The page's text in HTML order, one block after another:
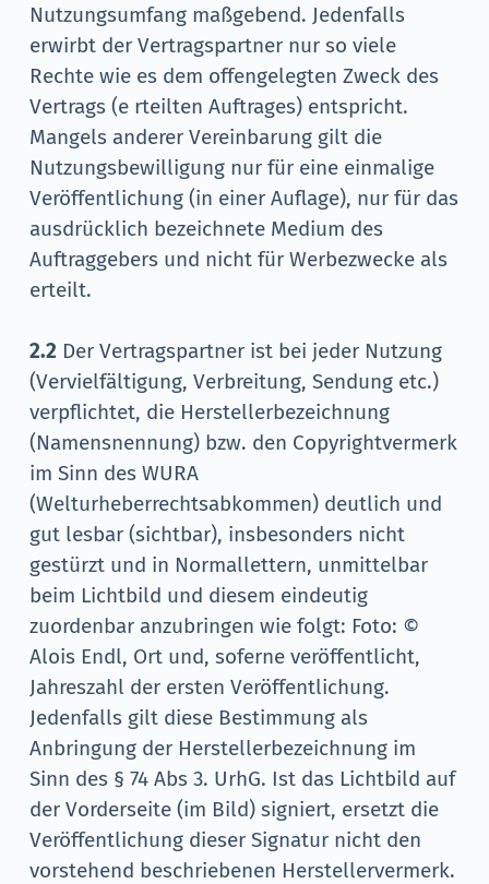
Nutzungsumfang maßgebend. Jedenfalls
erwirbt der Vertragspartner nur so viele
Rechte wie es dem offengelegten Zweck des
Vertrags (e rteilten Auftrages) entspricht.
Mangels anderer Vereinbarung gilt die
Nutzungsbewilligung nur für eine einmalige
Veröffentlichung (in einer Auflage), nur für das
ausdrücklich bezeichnete Medium des
Auftraggebers und nicht für Werbezwecke als
erteilt.
2.2 Der Vertragspartner ist bei jeder Nutzung
(Vervielfältigung, Verbreitung, Sendung etc.)
verpflichtet, die Herstellerbezeichnung
(Namensnennung) bzw. den Copyrightvermerk
im Sinn des WURA
(Welturheberrechtsabkommen) deutlich und
gut lesbar (sichtbar), insbesonders nicht
gestürzt und in Normallettern, unmittelbar
beim Lichtbild und diesem eindeutig
zuordenbar anzubringen wie folgt: Foto: ©
Alois Endl, Ort und, soferne veröffentlicht,
Jahreszahl der ersten Veröffentlichung.
Jedenfalls gilt diese Bestimmung als
Anbringung der Herstellerbezeichnung im
Sinn des § 74 Abs 3. UrhG. Ist das Lichtbild auf
der Vorderseite (im Bild) signiert, ersetzt die
Veröffentlichung dieser Signatur nicht den
vorstehend beschriebenen Herstellervermerk.